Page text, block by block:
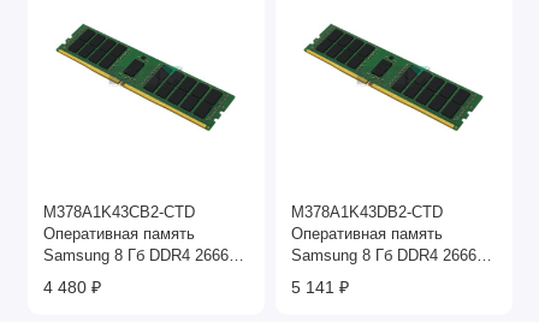
M378A1K43CB2-CTD
Оперативная память
Samsung 8 Гб DDR4 2666
МГц
4 480 ₽
M378A1K43DB2-CTD
Оперативная память
Samsung 8 Гб DDR4 2666
МГц
5 141 ₽